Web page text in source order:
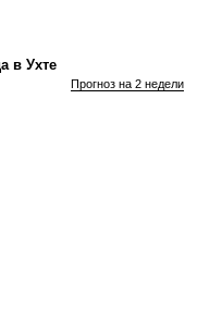
в Ухте
Прогноз на 2 недели